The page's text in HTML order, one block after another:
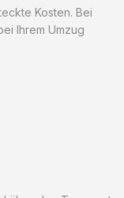
Kosten. Bei
Ihrem Umzug